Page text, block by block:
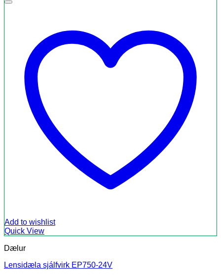
Add to wishlist
Quick View
Dælur
Lensidæla sjálfvirk EP750-24V